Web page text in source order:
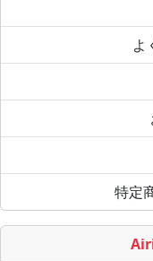
よ
特定